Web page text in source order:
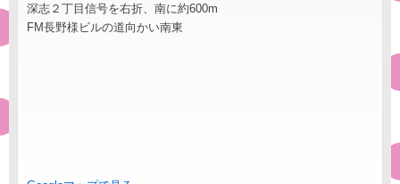
深志２丁目信号を右折、南に約600m
FM長野様ビルの道向かい南東